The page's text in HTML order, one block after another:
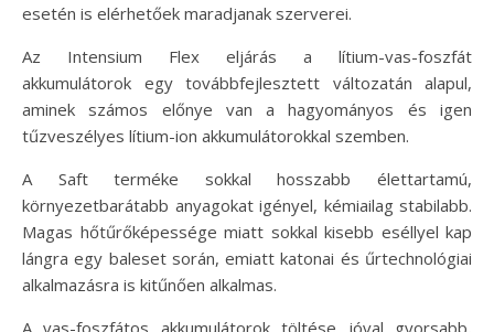
esetén is elérhetőek maradjanak szerverei.
Az Intensium Flex eljárás a lítium-vas-foszfát
akkumulátorok egy továbbfejlesztett változatán alapul,
aminek számos előnye van a hagyományos és igen
tűzveszélyes lítium-ion akkumulátorokkal szemben.
A Saft terméke sokkal hosszabb élettartamú,
környezetbarátabb anyagokat igényel, kémiailag stabilabb.
Magas hőtűrőképessége miatt sokkal kisebb eséllyel kap
lángra egy baleset során, emiatt katonai és űrtechnológiai
alkalmazásra is kitűnően alkalmas.
A vas-foszfátos akkumulátorok töltése jóval gyorsabb,